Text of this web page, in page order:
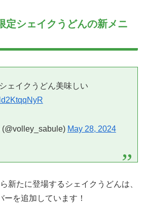
定シェイクうどんの新メニ
ェイクうどん美味しい
May 28, 2024
新たに登場するシェイクうどんは、
を追加しています！